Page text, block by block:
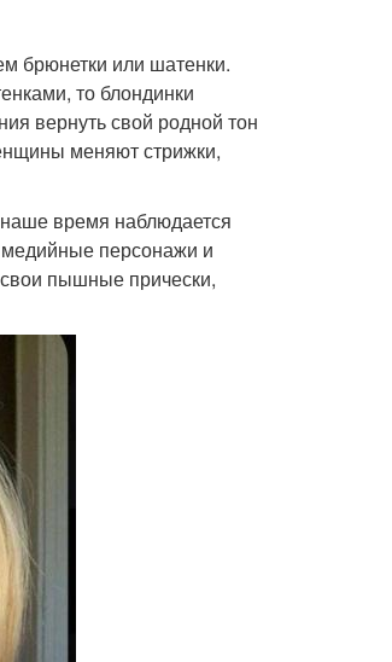
брюнетки или шатенки.
то блондинки
вернуть свой родной тон
меняют стрижки,
время наблюдается
медийные персонажи и
пышные прически,